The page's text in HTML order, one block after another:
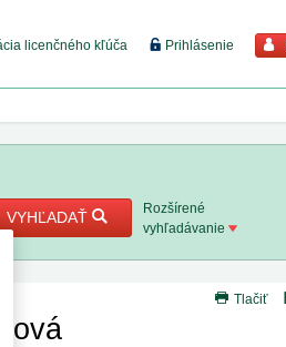
licenčného kľúča Prihlásenie
viac
8. 2026
VYHĽADAŤ
Rozšírené
vyhľadávanie
Tlačiť